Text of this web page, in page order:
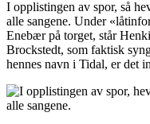
I opplistingen av spor, så
alle sangene. Under
Enebær på torget, står
Brockstedt, som faktisk
hennes navn i Tidal, er det